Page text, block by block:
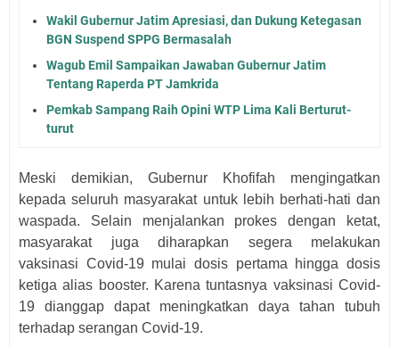
Wakil Gubernur Jatim Apresiasi, dan Dukung Ketegasan
BGN Suspend SPPG Bermasalah
Wagub Emil Sampaikan Jawaban Gubernur Jatim
Tentang Raperda PT Jamkrida
Pemkab Sampang Raih Opini WTP Lima Kali Berturut-
turut
Meski demikian, Gubernur Khofifah mengingatkan
kepada seluruh masyarakat untuk lebih berhati-hati dan
waspada. Selain menjalankan prokes dengan ketat,
masyarakat juga diharapkan segera melakukan
vaksinasi Covid-19 mulai dosis pertama hingga dosis
ketiga alias booster. Karena tuntasnya vaksinasi Covid-
19 dianggap dapat meningkatkan daya tahan tubuh
terhadap serangan Covid-19.